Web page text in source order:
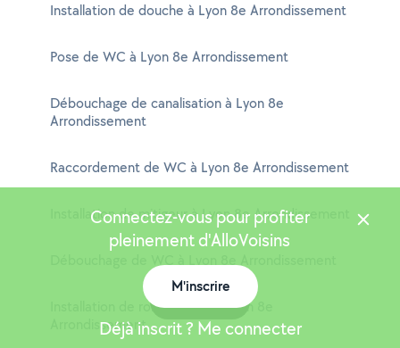
Installation de douche à Lyon 8e Arrondissement
Pose de WC à Lyon 8e Arrondissement
Débouchage de canalisation à Lyon 8e
Arrondissement
Raccordement de WC à Lyon 8e Arrondissement
Installation de mitigeur à Lyon 8e Arrondissement
Installation de robinetterie à Lyon 8e
Arrondissement
Connectez-vous pour profiter
pleinement d'AlloVoisins
M'inscrire
Déjà inscrit ? Me connecter